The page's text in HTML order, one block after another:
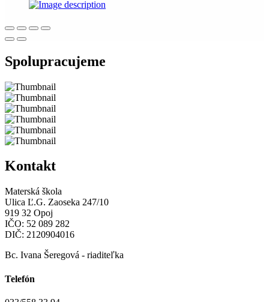
Spolupracujeme
Kontakt
Materská škola
Ulica Ľ.G. Zaoseka 247/10
919 32 Opoj
IČO: 52 089 282
DIČ: 2120904016
Bc. Ivana Šeregová - riaditeľka
Telefón